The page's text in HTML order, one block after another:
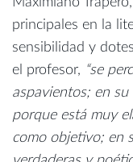
principales en la
sensibilidad y
el profesor, “se
aspavientos; en su
porque está muy
como objetivo; en